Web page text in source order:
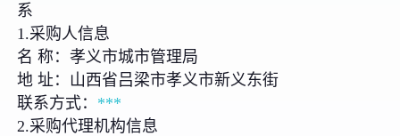
系
1.采购人信息
名 称：孝义市城市管理局
地 址：山西省吕梁市孝义市新义东街
联系方式： ***
2.采购代理机构信息